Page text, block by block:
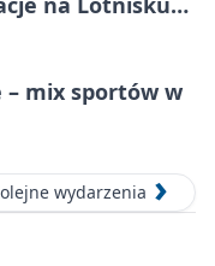
– mix sportów w
wydarzenia